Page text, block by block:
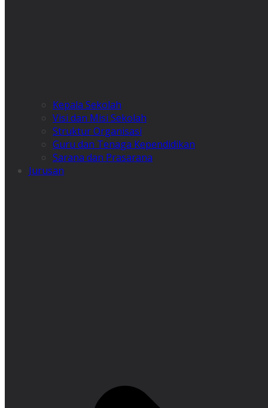
Kepala Sekolah
Visi dan Misi Sekolah
Struktur Organisasi
Guru dan Tenaga Kependidikan
Sarana dan Prasarana
Jurusan